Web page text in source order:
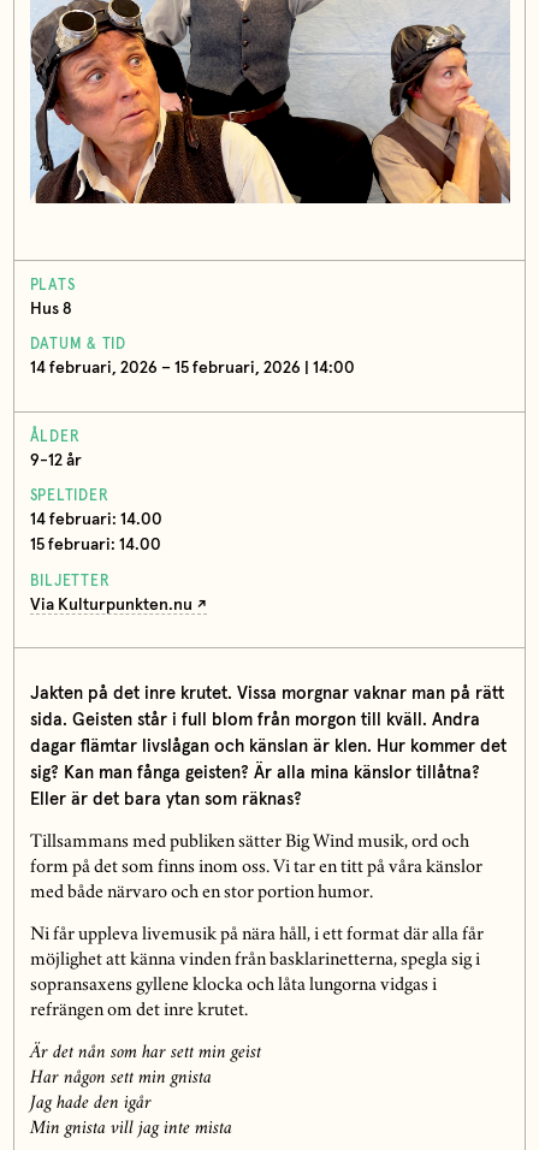
PLATS
Hus 8
DATUM & TID
14 februari, 2026 – 15 februari, 2026 | 14:00
ÅLDER
9-12 år
SPELTIDER
14 februari: 14.00
15 februari: 14.00
BILJETTER
Via Kulturpunkten.nu
Jakten på det inre krutet. Vissa morgnar vaknar man på rätt
sida. Geisten står i full blom från morgon till kväll. Andra
dagar flämtar livslågan och känslan är klen. Hur kommer det
sig? Kan man fånga geisten? Är alla mina känslor tillåtna?
Eller är det bara ytan som räknas?
Tillsammans med publiken sätter Big Wind musik, ord och
form på det som finns inom oss. Vi tar en titt på våra känslor
med både närvaro och en stor portion humor.
Ni får uppleva livemusik på nära håll, i ett format där alla får
möjlighet att känna vinden från basklarinetterna, spegla sig i
sopransaxens gyllene klocka och låta lungorna vidgas i
refrängen om det inre krutet.
Är det nån som har sett min geist
Har någon sett min gnista
Jag hade den igår
Min gnista vill jag inte mista